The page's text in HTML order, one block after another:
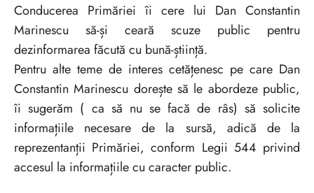
Conducerea Primăriei îi cere lui Dan Constantin
Marinescu să-și ceară scuze public pentru
dezinformarea făcută cu bună-știință.
Pentru alte teme de interes cetățenesc pe care Dan
Constantin Marinescu dorește să le abordeze public,
îi sugerăm ( ca să nu se facă de râs) să solicite
informațiile necesare de la sursă, adică de la
reprezentanții Primăriei, conform Legii 544 privind
accesul la informațiile cu caracter public.